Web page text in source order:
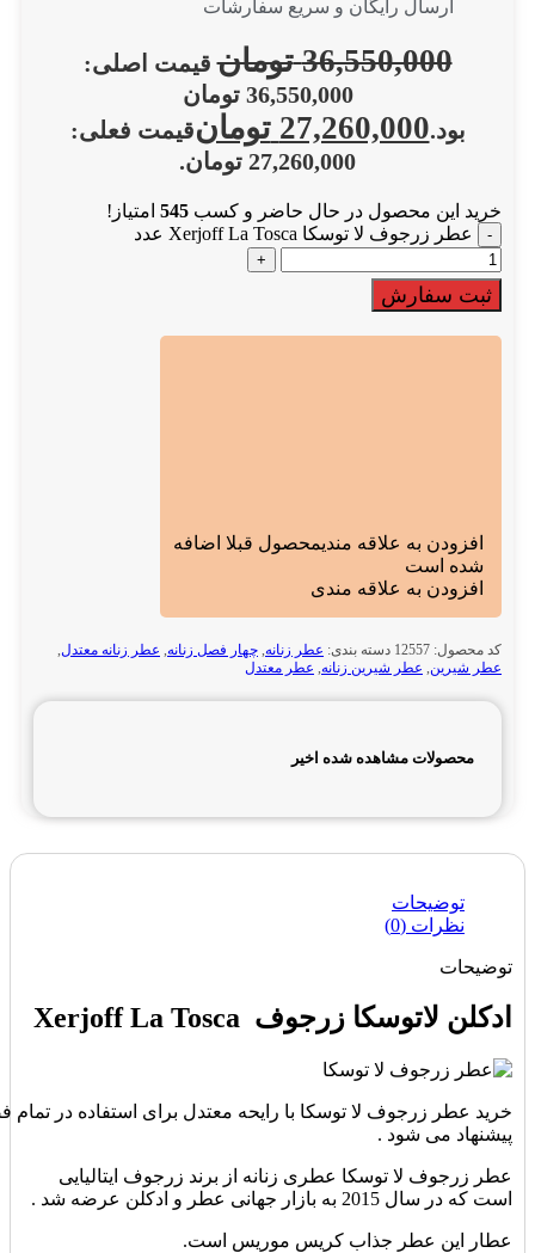
ارسال رایگان و سریع سفارشات
36,550,000 تومان قیمت اصلی:
36,550,000 تومان
بود.27,260,000 تومانقیمت فعلی:
27,260,000 تومان.
خرید این محصول در حال حاضر و کسب 545 امتیاز!
عطر زرجوف لا توسکا Xerjoff La Tosca عدد
ثبت سفارش
افزودن به علاقه مندیمحصول قبلا اضافه
شده است
افزودن به علاقه مندی
کد محصول: 12557 دسته بندی: عطر زنانه, چهار فصل زنانه, عطر زنانه معتدل,
عطر شیرین, عطر شیرین زنانه, عطر معتدل
محصولات مشاهده شده اخیر
توضیحات
نظرات (0)
توضیحات
ادکلن لاتوسکا زرجوف Xerjoff La Tosca
خرید عطر زرجوف لا توسکا با رایحه معتدل برای استفاده در
پیشنهاد می شود .
عطر زرجوف لا توسکا عطری زنانه از برند زرجوف ایتالیایی
است که در سال 2015 به بازار جهانی عطر و ادکلن عرضه شد .
عطار این عطر جذاب کریس موریس است.